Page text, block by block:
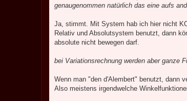
r
genaugenommen natürlich das eine aufs
Ja, stimmt. Mit System hab ich hier nicht
Relativ und Absolutsystem benutzt, dann
absolute nicht bewegen darf.
bei Variationsrechnung werden aber ganze
Wenn man "den d'Alembert" benutzt, dann
Also meistens irgendwelche